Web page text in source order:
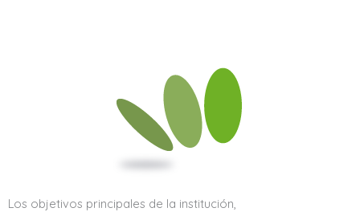
Los objetivos principales de la institución,